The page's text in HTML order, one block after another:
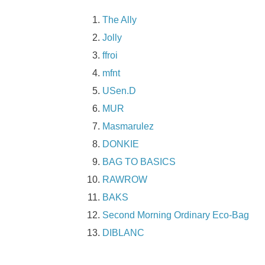
The Ally
Jolly
ffroi
mfnt
USen.D
MUR
Masmarulez
DONKIE
BAG TO BASICS
RAWROW
BAKS
Second Morning Ordinary Eco-Bag
DIBLANC